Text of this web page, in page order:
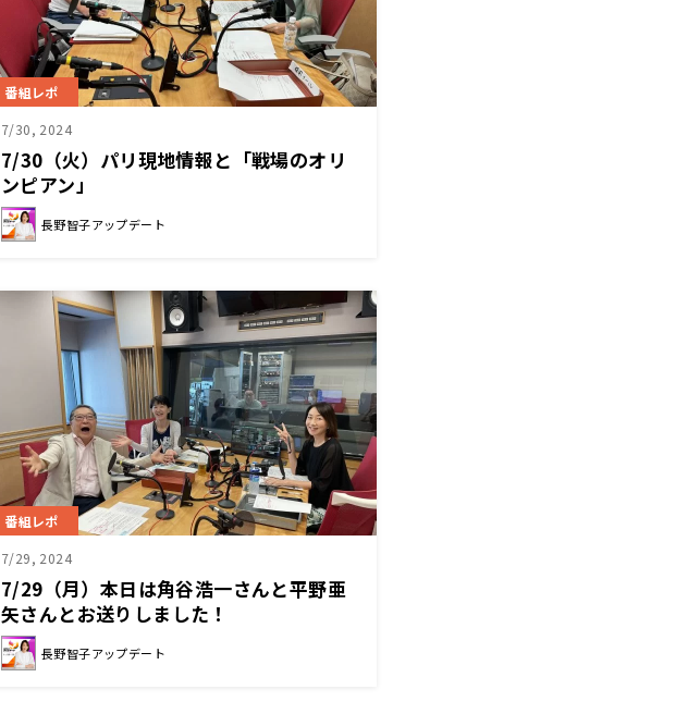
番組レポ
7/30, 2024
7/30（火）パリ現地情報と「戦場のオリ
ンピアン」
長野智子アップデート
番組レポ
7/29, 2024
7/29（月）本日は角谷浩一さんと平野亜
矢さんとお送りしました！
長野智子アップデート